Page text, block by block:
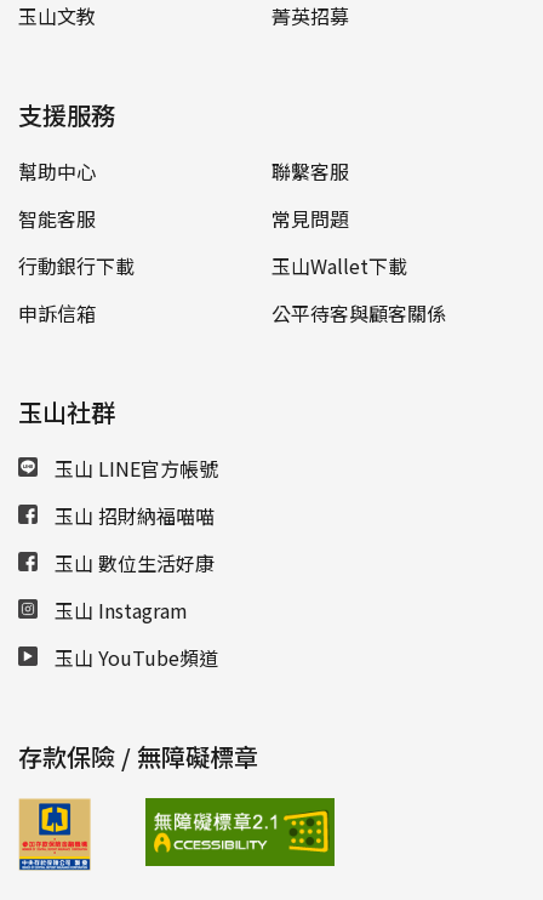
玉山文教
菁英招募
支援服務
幫助中心
聯繫客服
智能客服
常見問題
行動銀行下載
玉山Wallet下載
申訴信箱
公平待客與顧客關係
玉山社群
玉山 LINE官方帳號
玉山 招財納福喵喵
玉山 數位生活好康
玉山 Instagram
玉山 YouTube頻道
存款保險 / 無障礙標章